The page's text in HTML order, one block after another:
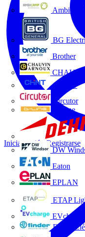
Ambilamp
BG
Brother
CHINT
Circutor
D-Line
DW
Eaton
EPLAN
ETAP
EVcharge
Finder
Iniciar sesión Registrarse